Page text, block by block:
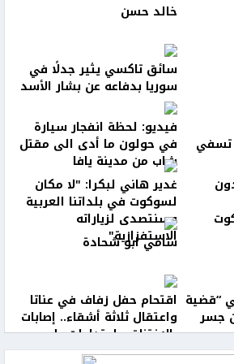
خالد حسن
سائق تاكسي يثير جدلًا في
سوريا بدفاعه عن بشار الأسد
تسفي
فيديو: لحظة انفجار سيارة
في حولون ما أدى الى مقتل
شاب من مدينة يافا
غدير هاني لبكرا: "لا مكان
لسوكوت في بلداتنا العربية
وسنتصدى لزياراته
الاستفزازية"
سامي ابو شحادة
“قضية
جسر
قتل
اقتحام حفل زفاف في عناتا
واعتقال ثلاثة أشقاء.. إصابات
بالاختناق واعتداءات على
المواطنين